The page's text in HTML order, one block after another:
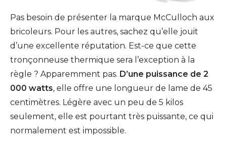
Pas besoin de présenter la marque McCulloch aux
bricoleurs. Pour les autres, sachez qu’elle jouit
d’une excellente réputation. Est-ce que cette
tronçonneuse thermique sera l’exception à la
règle ? Apparemment pas. D’une puissance de 2
000 watts, elle offre une longueur de lame de 45
centimètres. Légère avec un peu de 5 kilos
seulement, elle est pourtant très puissante, ce qui
normalement est impossible.